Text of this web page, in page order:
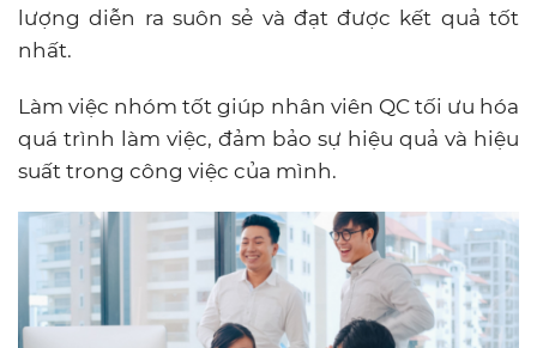
lượng diễn ra suôn sẻ và đạt được kết quả tốt
nhất.
Làm việc nhóm tốt giúp nhân viên QC tối ưu hóa
quá trình làm việc, đảm bảo sự hiệu quả và hiệu
suất trong công việc của mình.